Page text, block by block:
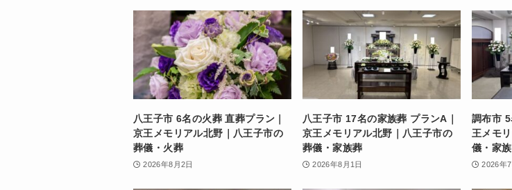
八王子市 6名の火葬 直葬プラン｜
京王メモリアル北野｜八王子市の
葬儀・火葬
2026年8月2日
八王子市 17名の家族葬 プランA｜
京王メモリアル北野｜八王子市の
葬儀・家族葬
2026年8月1日
調布市
王メモ
儀・家
2026年